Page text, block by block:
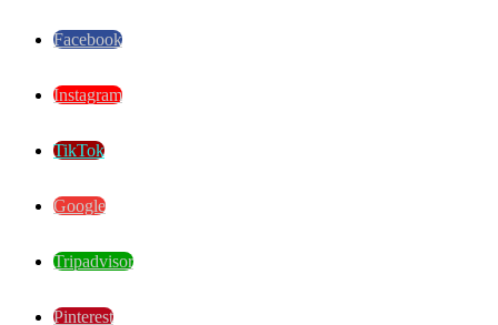
Facebook
Instagram
TikTok
Google
Tripadvisor
Pinterest